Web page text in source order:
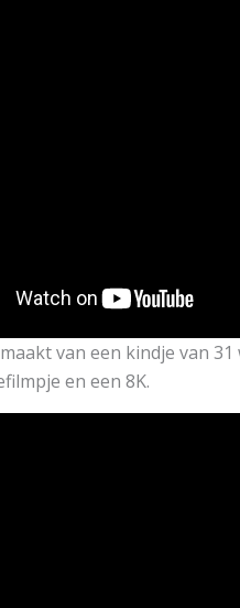
van een kindje van
en een 8K.